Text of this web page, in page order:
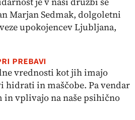
Marjan Sedmak, dolgoletni
upokojencev Ljubljana,
prebavi
vrednosti kot jih imajo
in maščobe. Pa vendar
in vplivajo na naše psihično